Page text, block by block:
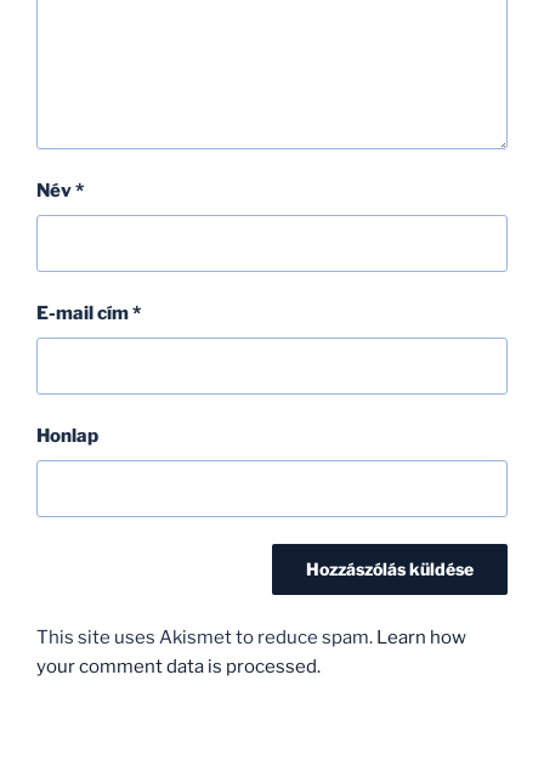
Név*
E-mail cím*
Honlap
This site uses Akismet to reduce spam. Learn how
your comment data is processed.